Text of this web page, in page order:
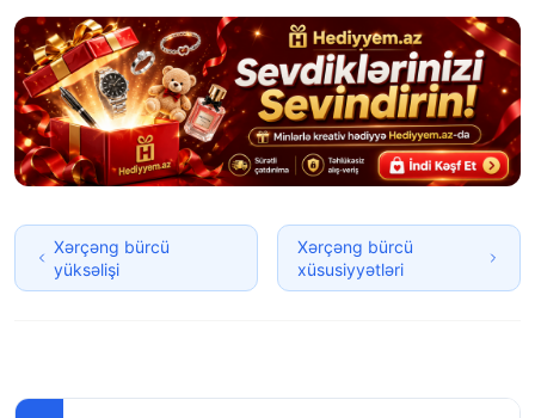
Xərçəng bürcü
yüksəlişi
Xərçəng bürcü
xüsusiyyətləri